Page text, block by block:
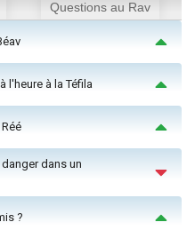
Questions au Rav
l'heure à la Téfila
danger dans un
?